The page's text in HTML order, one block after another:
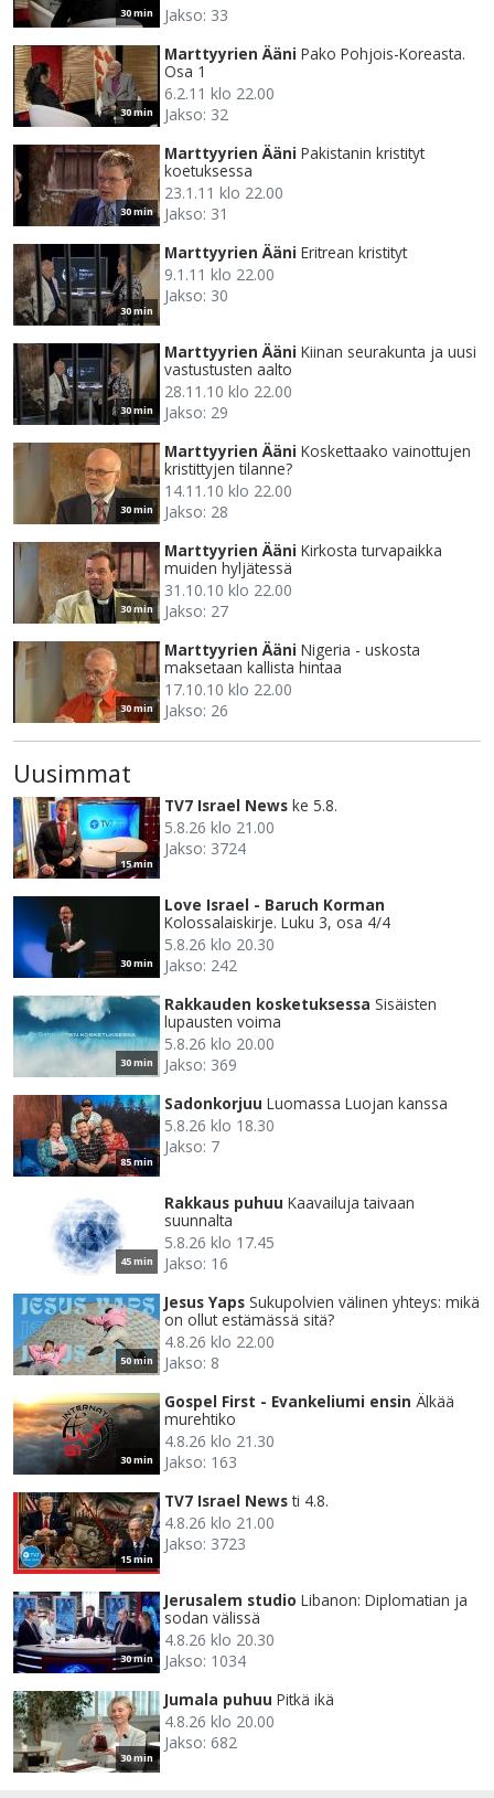
30 min
Jakso: 33
30 min
Marttyyrien Ääni Pako Pohjois-Koreasta.
Osa 1
6.2.11 klo 22.00
Jakso: 32
30 min
Marttyyrien Ääni Pakistanin kristityt
koetuksessa
23.1.11 klo 22.00
Jakso: 31
30 min
Marttyyrien Ääni Eritrean kristityt
9.1.11 klo 22.00
Jakso: 30
30 min
Marttyyrien Ääni Kiinan seurakunta ja uusi
vastustusten aalto
28.11.10 klo 22.00
Jakso: 29
30 min
Marttyyrien Ääni Koskettaako vainottujen
kristittyjen tilanne?
14.11.10 klo 22.00
Jakso: 28
30 min
Marttyyrien Ääni Kirkosta turvapaikka
muiden hyljätessä
31.10.10 klo 22.00
Jakso: 27
30 min
Marttyyrien Ääni Nigeria - uskosta
maksetaan kallista hintaa
17.10.10 klo 22.00
Jakso: 26
Uusimmat
15 min
TV7 Israel News ke 5.8.
5.8.26 klo 21.00
Jakso: 3724
30 min
Love Israel - Baruch Korman
Kolossalaiskirje. Luku 3, osa 4/4
5.8.26 klo 20.30
Jakso: 242
30 min
Rakkauden kosketuksessa Sisäisten
lupausten voima
5.8.26 klo 20.00
Jakso: 369
85 min
Sadonkorjuu Luomassa Luojan kanssa
5.8.26 klo 18.30
Jakso: 7
45 min
Rakkaus puhuu Kaavailuja taivaan
suunnalta
5.8.26 klo 17.45
Jakso: 16
50 min
Jesus Yaps Sukupolvien välinen yhteys: mikä
on ollut estämässä sitä?
4.8.26 klo 22.00
Jakso: 8
30 min
Gospel First - Evankeliumi ensin Älkää
murehtiko
4.8.26 klo 21.30
Jakso: 163
15 min
TV7 Israel News ti 4.8.
4.8.26 klo 21.00
Jakso: 3723
30 min
Jerusalem studio Libanon: Diplomatian ja
sodan välissä
4.8.26 klo 20.30
Jakso: 1034
30 min
Jumala puhuu Pitkä ikä
4.8.26 klo 20.00
Jakso: 682